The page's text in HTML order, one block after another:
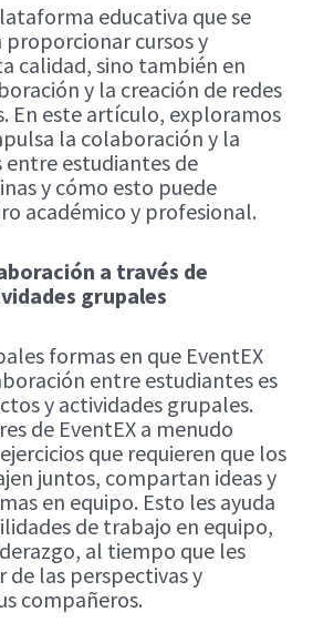
educativa que se
cursos y
calidad, sino también en
y la creación de redes
En este artículo, exploramos
la colaboración y la
entre estudiantes de
y cómo esto puede
académico y profesional.
a través de
grupales
formas en que EventEX
entre estudiantes es
y actividades grupales.
de EventEX a menudo
que requieren que los
juntos, compartan ideas y
en equipo. Esto les ayuda
de trabajo en equipo,
al tiempo que les
las perspectivas y
compañeros.